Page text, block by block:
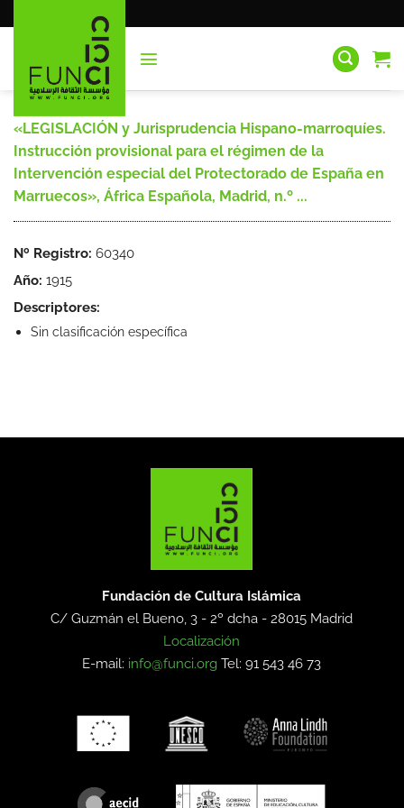
al
«LEGISLACIÓN y Jurisprudencia Hispano-marroquíes.
Instrucción provisional para el régimen de la
Intervención especial del Protectorado de España en
Marruecos», África Española, Madrid, n.º ...
Nº Registro: 60340
Año: 1915
Descriptores:
Sin clasificación específica
Fundación de Cultura Islámica
C/ Guzmán el Bueno, 3 - 2º dcha -28015 Madrid
Localización
E-mail: info@funci.org Tel: 91 543 46 73